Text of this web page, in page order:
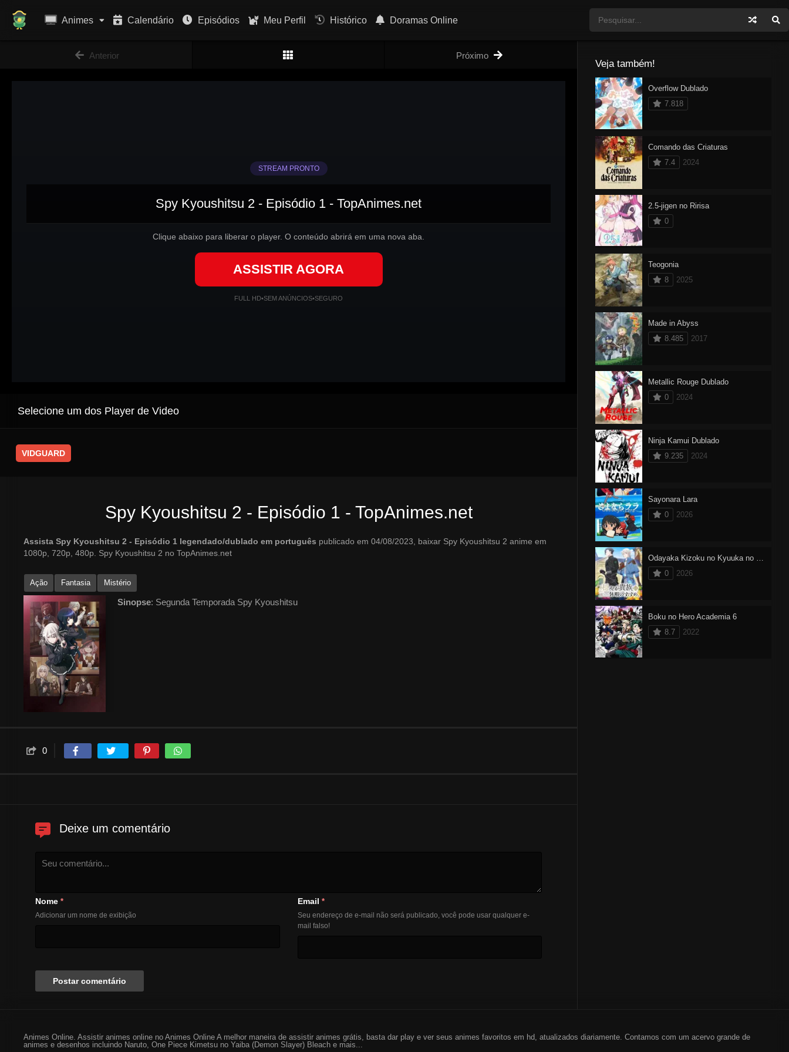
Animes Calendário Episódios Meu Perfil Histórico Doramas Online
Anterior Próximo
STREAM PRONTO
Spy Kyoushitsu 2 - Episódio 1 - TopAnimes.net
Clique abaixo para liberar o player. O conteúdo abrirá em uma nova aba.
ASSISTIR AGORA
FULL HD•SEM ANÚNCIOS•SEGURO
Selecione um dos Player de Video
VIDGUARD
Spy Kyoushitsu 2 - Episódio 1 - TopAnimes.net
Assista Spy Kyoushitsu 2 - Episódio 1 legendado/dublado em português publicado em 04/08/2023, baixar Spy Kyoushitsu 2 anime em
1080p, 720p, 480p. Spy Kyoushitsu 2 no TopAnimes.net
Ação Fantasia Mistério
Sinopse: Segunda Temporada Spy Kyoushitsu
0
Deixe um comentário
Nome *
Adicionar um nome de exibição
Email *
Seu endereço de e-mail não será publicado, você pode usar qualquer e-
mail falso!
Veja também!
Overflow Dublado
7.818
Comando das Criaturas
7.4
2024
2.5-jigen no Ririsa
0
Teogonia
8
2025
Made in Abyss
8.485
2017
Metallic Rouge Dublado
0
2024
Ninja Kamui Dublado
9.235
2024
Sayonara Lara
0
2026
Odayaka Kizoku no Kyuuka no Susume
0
2026
Boku no Hero Academia 6
8.7
2022
Animes Online. Assistir animes online no Animes Online A melhor maneira de assistir animes grátis, basta dar play e ver seus animes favoritos em hd, atualizados diariamente. Contamos com um acervo grande de
animes e desenhos incluindo Naruto, One Piece Kimetsu no Yaiba (Demon Slayer) Bleach e mais...